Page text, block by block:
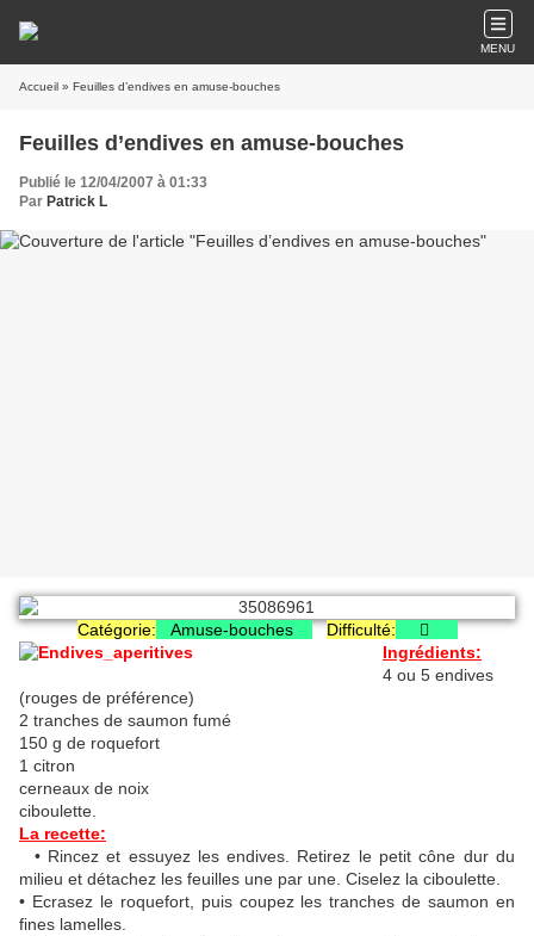
MENU
Accueil » Feuilles d’endives en amuse-bouches
Feuilles d’endives en amuse-bouches
Publié le 12/04/2007 à 01:33
Par Patrick L
Catégorie: Amuse-bouches Difficulté: 
Ingrédients:
4 ou 5 endives
(rouges de préférence)
2 tranches de saumon fumé
150 g de roquefort
1 citron
cerneaux de noix
ciboulette.
La recette:
• Rincez et essuyez les endives. Retirez le petit cône dur du
milieu et détachez les feuilles une par une. Ciselez la ciboulette.
• Ecrasez le roquefort, puis coupez les tranches de saumon en
fines lamelles.